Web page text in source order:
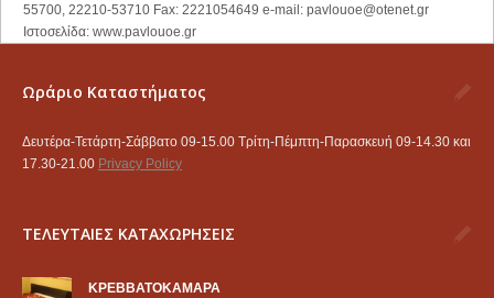
55700, 22210-53710 Fax: 2221054649 e-mail: pavlouoe@otenet.gr
Ιστοσελίδα: www.pavlouoe.gr
Ωράριο Καταστήματος
Δευτέρα-Τετάρτη-Σάββατο 09-15.00 Τρίτη-Πέμπτη-Παρασκευή 09-14.30 και
17.30-21.00 Privacy Policy
ΤΕΛΕΥΤΑΙΕΣ ΚΑΤΑΧΩΡΗΣΕΙΣ
KΡΕΒΒΑΤΟΚΑΜΑΡΑ